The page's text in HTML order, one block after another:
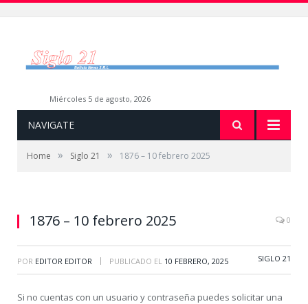
miércoles 5 de agosto, 2026
NAVIGATE
Home » Siglo 21 » 1876 – 10 febrero 2025
1876 – 10 febrero 2025 0
POR EDITOR EDITOR | PUBLICADO EL 10 FEBRERO, 2025 SIGLO 21
Si no cuentas con un usuario y contraseña puedes solicitar una